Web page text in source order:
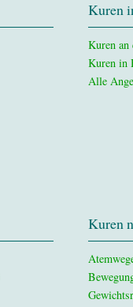
Kuren
Kuren an
Kuren in
Alle
Kuren